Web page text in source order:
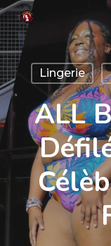
Skip
to
main
content Lingerie
ALL